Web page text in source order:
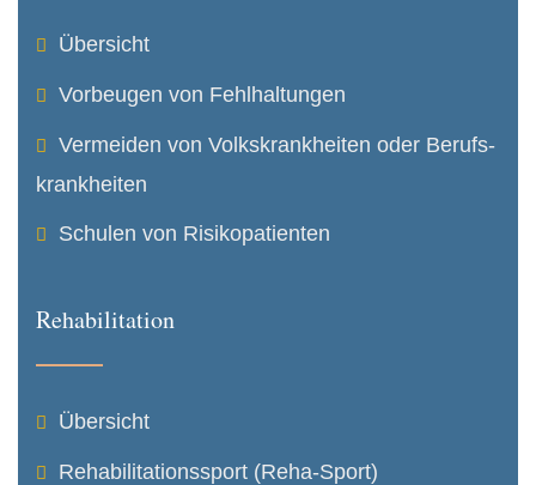
Übersicht
Vorbeugen von Fehlhaltungen
Vermeiden von Volkskrank­heiten oder Berufs­
krank­heiten
Schulen von Risikopatienten
Rehabilitation
Übersicht
Rehabilitations­sport (Reha-Sport)